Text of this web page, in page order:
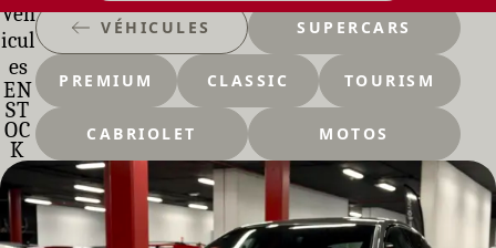
Véh
icul
es
EN
ST
OC
K
VÉHICULES SUPERCARS
PREMIUM CLASSIC TOURISM
CABRIOLET MOTOS